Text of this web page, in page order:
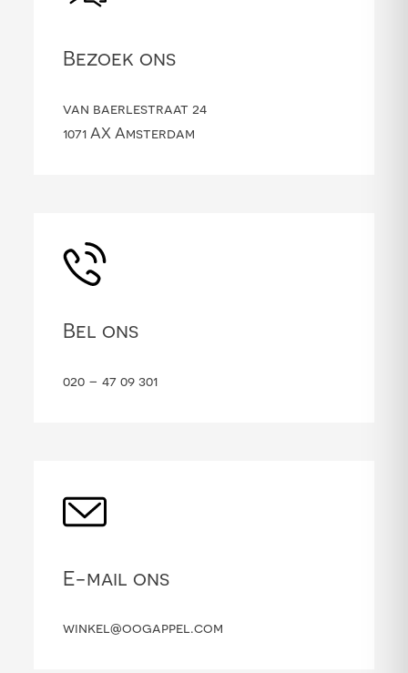
Bezoek ons
van baerlestraat 24
1071 AX Amsterdam
Bel ons
020 – 47 09 301
E-mail ons
winkel@oogappel.com